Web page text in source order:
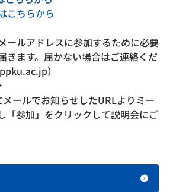
こちらから
ールアドレスに参加するために必要
きます。届かない場合はご連絡くだ
）
ールでお知らせしたURLよりミー
「参加」をクリックして説明会にご